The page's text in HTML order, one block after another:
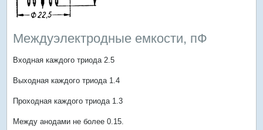
Междуэлектродные емкости, пФ
Входная каждого триода 2.5
Выходная каждого триода 1.4
Проходная каждого триода 1.3
Между анодами не более 0.15.